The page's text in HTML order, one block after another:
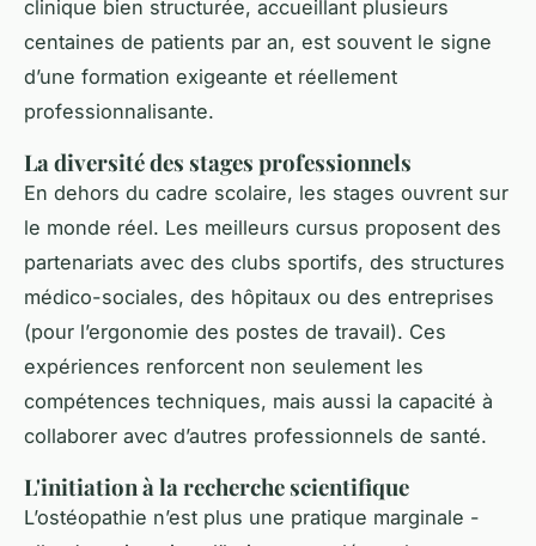
clinique bien structurée, accueillant plusieurs
centaines de patients par an, est souvent le signe
d’une formation exigeante et réellement
professionnalisante.
La diversité des stages professionnels
En dehors du cadre scolaire, les stages ouvrent sur
le monde réel. Les meilleurs cursus proposent des
partenariats avec des clubs sportifs, des structures
médico-sociales, des hôpitaux ou des entreprises
(pour l’ergonomie des postes de travail). Ces
expériences renforcent non seulement les
compétences techniques, mais aussi la capacité à
collaborer avec d’autres professionnels de santé.
L'initiation à la recherche scientifique
L’ostéopathie n’est plus une pratique marginale -